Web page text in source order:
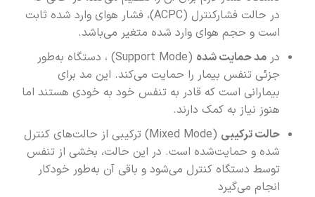
در حالت فشارکنترل (ACPC)، فشار هوای وارد شده ثابت
است و حجم هوای وارد شده متغیر می‌باشد.
در مد حمایت شده
(Support Mode) ، دستگاه به‌طور
جزئی تنفس بیمار را حمایت می‌کند. این مد برای
بیمارانی است که قادر به تنفس خود به خودی هستند اما
هنوز نیاز به کمک دارند.
حالت ترکیبی
(Mixed Mode) ترکیبی از حالت‌های کنترل
شده و حمایت‌شده است. در این حالت، بخشی از تنفس
توسط دستگاه کنترل می‌شود و باقی آن به‌طور خودکار
انجام می‌گیرد